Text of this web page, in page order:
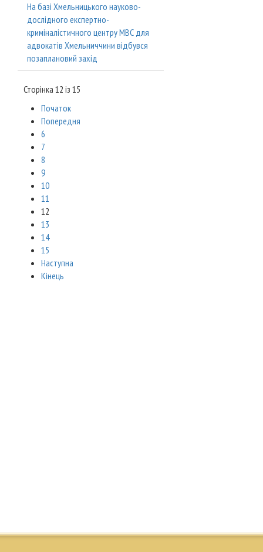
На базі Хмельницького науково-
дослідного експертно-
криміналістичного центру МВС для
адвокатів Хмельниччини відбувся
позаплановий захід
Сторінка 12 із 15
Початок
Попередня
6
7
8
9
10
11
12
13
14
15
Наступна
Кінець